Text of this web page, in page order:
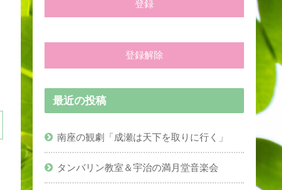
最近の投稿
南座の観劇「成瀬は天下を取りに行く」
タンバリン教室＆宇治の満月堂音楽会